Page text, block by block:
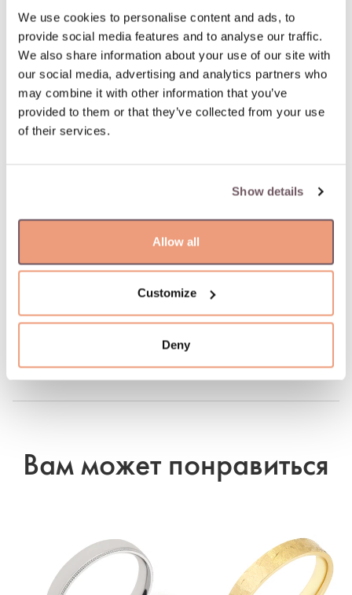
We use cookies to personalise content and ads, to
provide social media features and to analyse our traffic.
We also share information about your use of our site with
our social media, advertising and analytics partners who
may combine it with other information that you’ve
provided to them or that they’ve collected from your use
of their services.
Show details
Allow all
Customize
Deny
Предполагаемая дата доставки: 08.08.2026
Экспресс-доставка в Риге и Рижском районе в течение
дня. Ближайшая дата доставки: 06.08.2026
Материал: Золото
Артикул: W68481998
Ширина: 5 мм
Вам может понравиться